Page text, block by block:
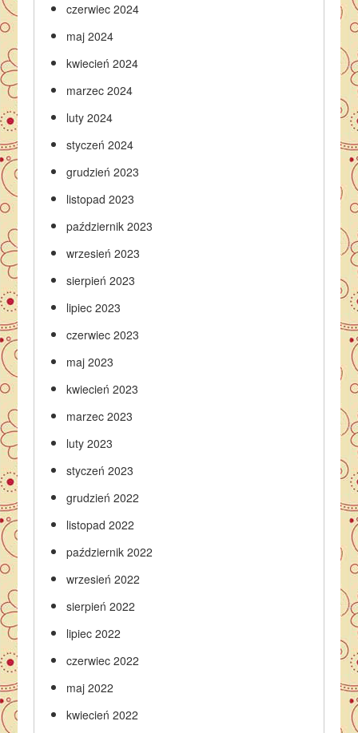
czerwiec 2024
maj 2024
kwiecień 2024
marzec 2024
luty 2024
styczeń 2024
grudzień 2023
listopad 2023
październik 2023
wrzesień 2023
sierpień 2023
lipiec 2023
czerwiec 2023
maj 2023
kwiecień 2023
marzec 2023
luty 2023
styczeń 2023
grudzień 2022
listopad 2022
październik 2022
wrzesień 2022
sierpień 2022
lipiec 2022
czerwiec 2022
maj 2022
kwiecień 2022